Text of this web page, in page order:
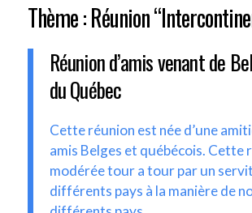
Thème : Réunion
Réunion d’amis venant de
du Québec
Cette réunion est née d’une
amis Belges et québécois. Cette
modérée tour a tour par un
différents pays à la manière de